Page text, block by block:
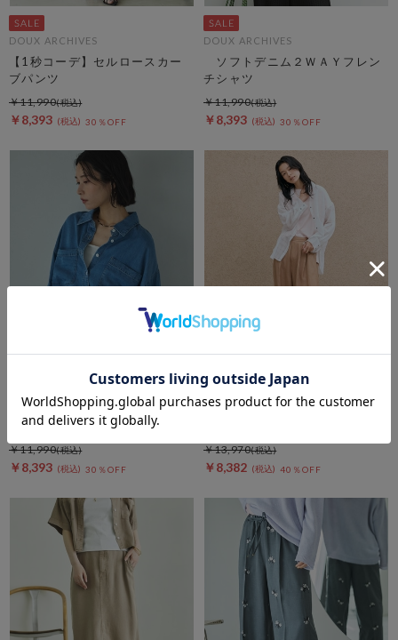
DOUX ARCHIVES
【1秒コーデ】セルロースカー
ブパンツ
￥8,393 30％OFF
￥11,990
DOUX ARCHIVES
ソフトデニム２ＷＡＹフレン
チシャツ
￥8,393 30％OFF
￥11,990
DOUX ARCHIVES
セルロースソフトシャツ
￥8,393 30％OFF
￥11,990
DOUX ARCHIVES
￥8,382 40％OFF
￥13,970